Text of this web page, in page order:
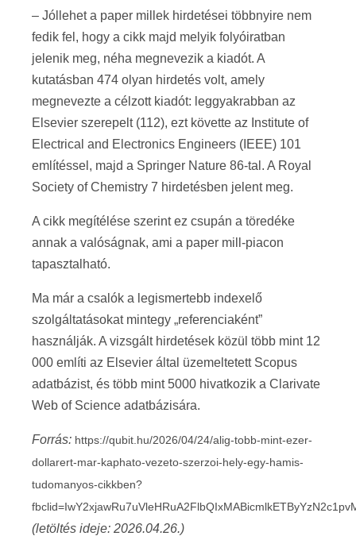
– Jóllehet a paper millek hirdetései többnyire nem
fedik fel, hogy a cikk majd melyik folyóiratban
jelenik meg, néha megnevezik a kiadót. A
kutatásban 474 olyan hirdetés volt, amely
megnevezte a célzott kiadót: leggyakrabban az
Elsevier szerepelt (112), ezt követte az Institute of
Electrical and Electronics Engineers (IEEE) 101
említéssel, majd a Springer Nature 86-tal. A Royal
Society of Chemistry 7 hirdetésben jelent meg.
A cikk megítélése szerint ez csupán a töredéke
annak a valóságnak, ami a paper mill-piacon
tapasztalható.
Ma már a csalók a legismertebb indexelő
szolgáltatásokat mintegy „referenciaként”
használják. A vizsgált hirdetések közül több mint 12
000 említi az Elsevier által üzemeltetett Scopus
adatbázist, és több mint 5000 hivatkozik a Clarivate
Web of Science adatbázisára.
Forrás: https://qubit.hu/2026/04/24/alig-tobb-mint-ezer-
dollarert-mar-kaphato-vezeto-szerzoi-hely-egy-hamis-
tudomanyos-cikkben?
(letöltés ideje: 2026.04.26.)